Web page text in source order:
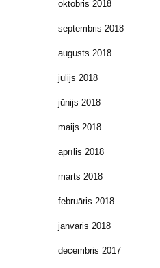
oktobris 2018
septembris 2018
augusts 2018
jūlijs 2018
jūnijs 2018
maijs 2018
aprīlis 2018
marts 2018
februāris 2018
janvāris 2018
decembris 2017